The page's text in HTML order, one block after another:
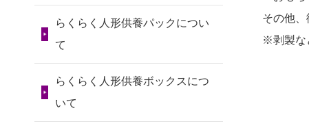
その他、
※剥製な
2026/07/29 12:23
大阪府の方からお申込み
2026/07/06 9年間自由が丘店を
見守ってくれてありがとう。
2026/07/05
しっかりとお人形
2024/01/13供養後の通知はも
らえますか？
第78回人形供養祭
令和7年6月20日(金)
第76回人形供養祭
らくらく人形供養パックについ
て
らくらく人形供養ボックスにつ
いて